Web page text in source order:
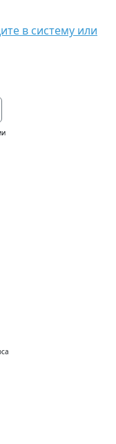
в систему или